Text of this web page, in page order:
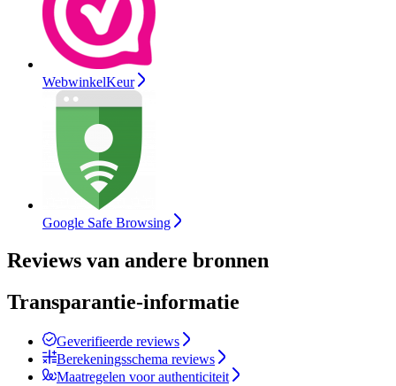
WebwinkelKeur
Google Safe Browsing
Reviews van andere bronnen
Transparantie-informatie
Geverifieerde reviews
Berekeningsschema reviews
Maatregelen voor authenticiteit